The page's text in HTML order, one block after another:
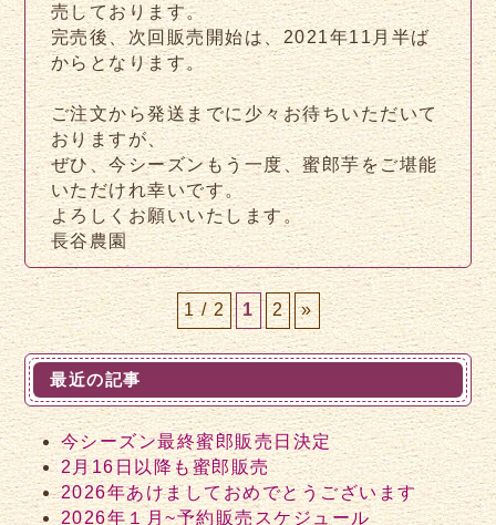
売しております。
完売後、次回販売開始は、2021年11月半ば
からとなります。
ご注文から発送までに少々お待ちいただいて
おりますが、
ぜひ、今シーズンもう一度、蜜郎芋をご堪能
いただけれ幸いです。
よろしくお願いいたします。
長谷農園
1 / 2 1 2 »
最近の記事
今シーズン最終蜜郎販売日決定
2月16日以降も蜜郎販売
2026年あけましておめでとうございます
2026年１月~予約販売スケジュール